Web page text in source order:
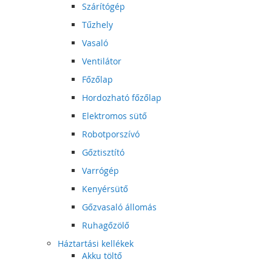
Szárítógép
Tűzhely
Vasaló
Ventilátor
Főzőlap
Hordozható főzőlap
Elektromos sütő
Robotporszívó
Gőztisztító
Varrógép
Kenyérsütő
Gőzvasaló állomás
Ruhagőzölő
Háztartási kellékek
Akku töltő